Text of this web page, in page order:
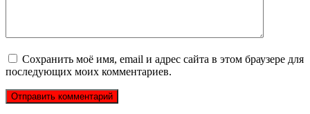
Сохранить моё имя, email и адрес сайта в этом браузере для
последующих моих комментариев.